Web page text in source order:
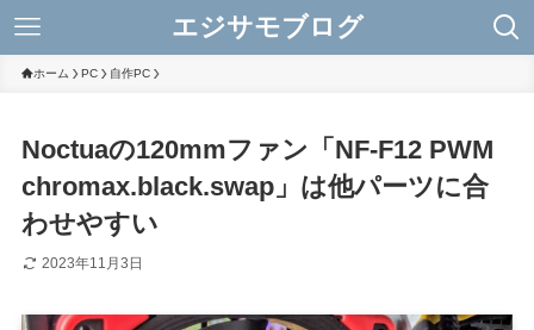
エジサモブログ
ホーム PC 自作PC
Noctuaの120mmファン「NF-F12 PWM
chromax.black.swap」は他パーツに合
わせやすい
2023年11月3日